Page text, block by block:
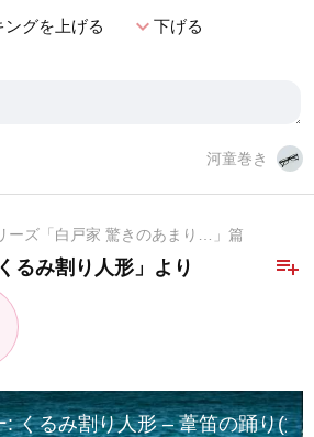
ングを上げる expand_more下げる
河童巻き
ーズ「白戸家 驚きのあまり…」篇
playlist_add
るみ割り人形」より
: くるみ割り人形 – 葦笛の踊り(